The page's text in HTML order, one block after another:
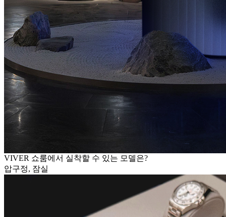
VIVER 쇼룸에서 실착할 수 있는 모델은?
압구정, 잠실